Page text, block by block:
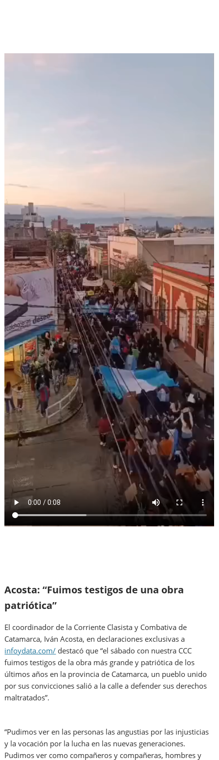
Acosta: “Fuimos testigos de una obra
patriótica”
El coordinador de la Corriente Clasista y Combativa de
Catamarca, Iván Acosta, en declaraciones exclusivas a
infoydata.com/ destacó que “el sábado con nuestra CCC
fuimos testigos de la obra más grande y patriótica de los
últimos años en la provincia de Catamarca, un pueblo unido
por sus convicciones salió a la calle a defender sus derechos
maltratados”.
“Pudimos ver en las personas las angustias por las injusticias
y la vocación por la lucha en las nuevas generaciones.
Pudimos ver como compañeros y compañeras, hombres y